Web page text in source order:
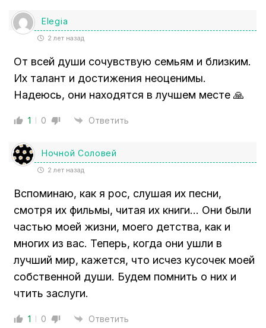
Elegia
2 лет назад
От всей души сочувствую семьям и близким.
Их талант и достижения неоценимы.
Надеюсь, они находятся в лучшем месте 🙏
1 0 Ответить
Ночной Соловей
2 лет назад
Вспоминаю, как я рос, слушая их песни,
смотря их фильмы, читая их книги… Они были
частью моей жизни, моего детства, как и
многих из вас. Теперь, когда они ушли в
лучший мир, кажется, что исчез кусочек моей
собственной души. Будем помнить о них и
чтить заслуги.
1 0 Ответить